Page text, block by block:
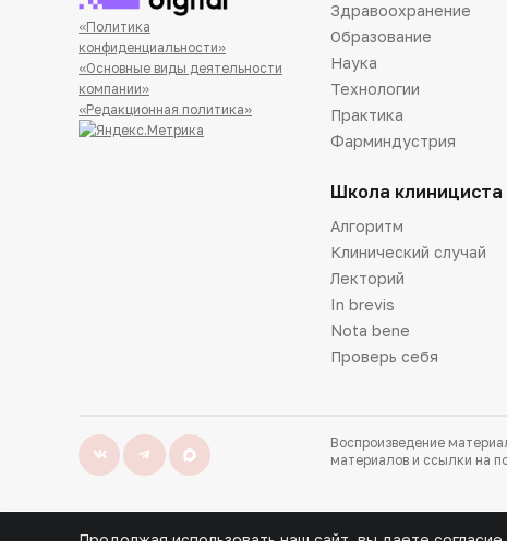
«Политика
конфиденциальности»
«Основные виды деятельности
компании»
«Редакционная политика»
Здравоохранение
Образование
Наука
Технологии
Практика
Фарминдустрия
Школа клинициста
Алгоритм
Клинический случай
Лекторий
In brevis
Nota bene
Проверь себя
Воспроизведение
материалов и ссылки на